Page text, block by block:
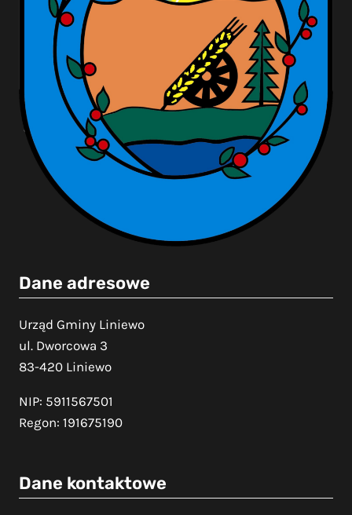
Dane adresowe
Urząd Gminy Liniewo
ul. Dworcowa 3
83-420 Liniewo
NIP: 5911567501
Regon: 191675190
Dane kontaktowe